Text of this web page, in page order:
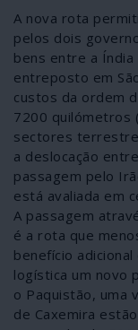
A nova rota
pelos dois
bens entre a Índia
entreposto em
custos da ordem
7200 quilómetros
sectores
a deslocação
passagem pelo
está avaliada em
A passagem
é a rota que
benefício
logística um novo
o Paquistão, uma
de Caxemira